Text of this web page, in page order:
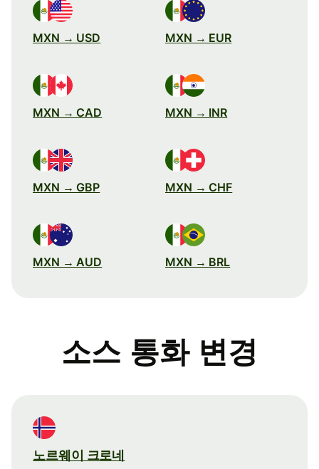
MXN → USD MXN → EUR
MXN → CAD MXN → INR
MXN → GBP MXN → CHF
MXN → AUD MXN → BRL
소스 통화 변경
노르웨이 크로네